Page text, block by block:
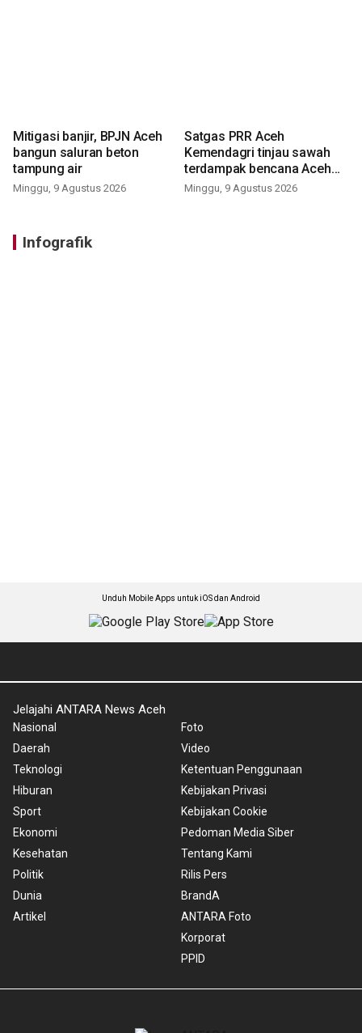
Mitigasi banjir, BPJN Aceh
bangun saluran beton
tampung air
Minggu, 9 Agustus 2026
Satgas PRR Aceh
Kemendagri tinjau sawah
terdampak bencana Aceh
Barat
Minggu, 9 Agustus 2026
Infografik
Unduh Mobile Apps untuk iOS dan Android
Jelajahi ANTARA News Aceh
Nasional
Daerah
Teknologi
Hiburan
Sport
Ekonomi
Kesehatan
Politik
Dunia
Artikel
Foto
Video
Ketentuan Penggunaan
Kebijakan Privasi
Kebijakan Cookie
Pedoman Media Siber
Tentang Kami
Rilis Pers
BrandA
ANTARA Foto
Korporat
PPID